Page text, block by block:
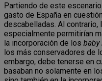
Partiendo de este
gasto de España en
descabelladas. Al contrario,
especialmente permitirían
la incorporación de los baby
los más conservadores de
embargo, debe tenerse en
basaban no solamente en